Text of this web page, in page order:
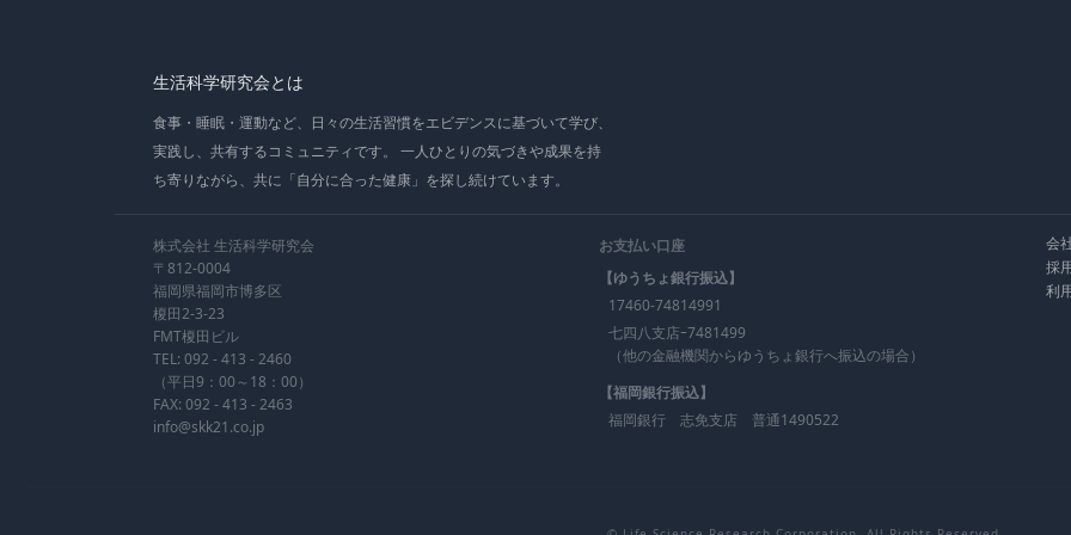
生活科学研究会とは
食事・睡眠・運動など、日々の生活習慣をエビデンスに基づいて学び、
実践し、共有するコミュニティです。 一人ひとりの気づきや成果を持
ち寄りながら、共に「自分に合った健康」を探し続けています。
株式会社 生活科学研究会
〒812-0004
福岡県福岡市博多区
榎田2-3-23
FMT榎田ビル
TEL: 092 - 413 - 2460
（平日9：00～18：00）
FAX: 092 - 413 - 2463
info@skk21.co.jp
お支払い口座
【ゆうちょ銀行振込】
17460-74814991
七四八支店ｰ7481499
（他の金融機関からゆうちょ銀行へ振込の場合）
【福岡銀行振込】
福岡銀行 志免支店 普通1490522
会
採
利